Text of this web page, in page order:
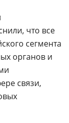
что все
сегмента
органов и
связи,